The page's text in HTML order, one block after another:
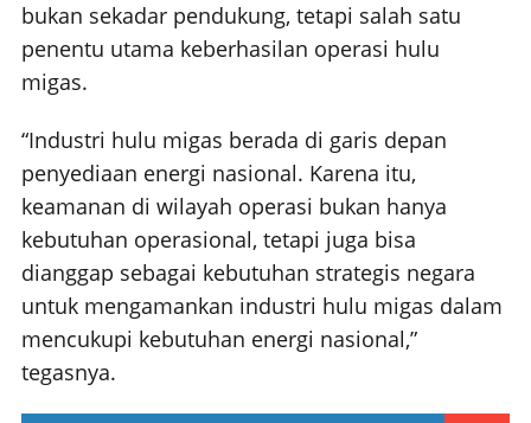
bukan sekadar pendukung, tetapi salah satu
penentu utama keberhasilan operasi hulu
migas.
“Industri hulu migas berada di garis depan
penyediaan energi nasional. Karena itu,
keamanan di wilayah operasi bukan hanya
kebutuhan operasional, tetapi juga bisa
dianggap sebagai kebutuhan strategis negara
untuk mengamankan industri hulu migas dalam
mencukupi kebutuhan energi nasional,”
tegasnya.